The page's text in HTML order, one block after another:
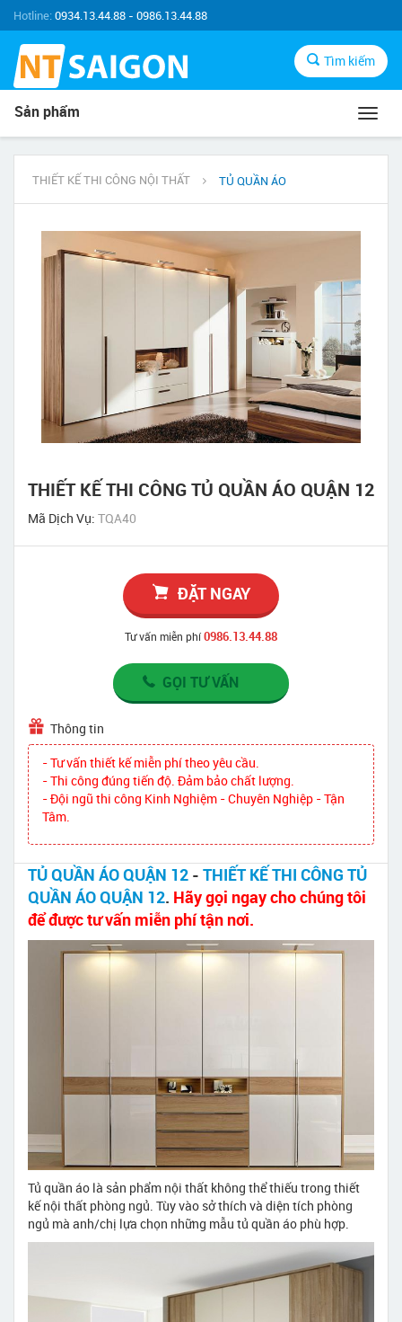
Hotline:0934.13.44.88 - 0986.13.44.88
Tìm kiếm
Sản phẩm
THIẾT KẾ THI CÔNG NỘI THẤT TỦ QUẦN ÁO
THIẾT KẾ THI CÔNG TỦ QUẦN ÁO QUẬN 12
Mã Dịch Vụ: TQA40
ĐẶT NGAY
Tư vấn miễn phí0986.13.44.88
GỌI TƯ VẤN
Thông tin
- Tư vấn thiết kế miễn phí theo yêu cầu.
- Thi công đúng tiến độ. Đảm bảo chất lượng.
- Đội ngũ thi công Kinh Nghiệm - Chuyên Nghiệp - Tận
Tâm.
TỦ QUẦN ÁO QUẬN 12 - THIẾT KẾ THI CÔNG TỦ
QUẦN ÁO QUẬN 12. Hãy gọi ngay cho chúng tôi
để được tư vấn miễn phí tận nơi.
Tủ quần áo là sản phẩm nội thất không thể thiếu trong thiết
kế nội thất phòng ngủ. Tùy vào sở thích và diện tích phòng
ngủ mà anh/chị lựa chọn những mẫu tủ quần áo phù hợp.